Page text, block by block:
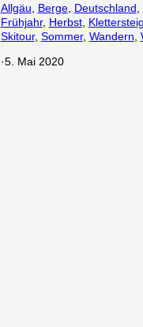
Allgäu, Berge, Deutschland,
Frühjahr, Herbst, Klettersteig
Skitour, Sommer, Wandern,
·5. Mai 2020